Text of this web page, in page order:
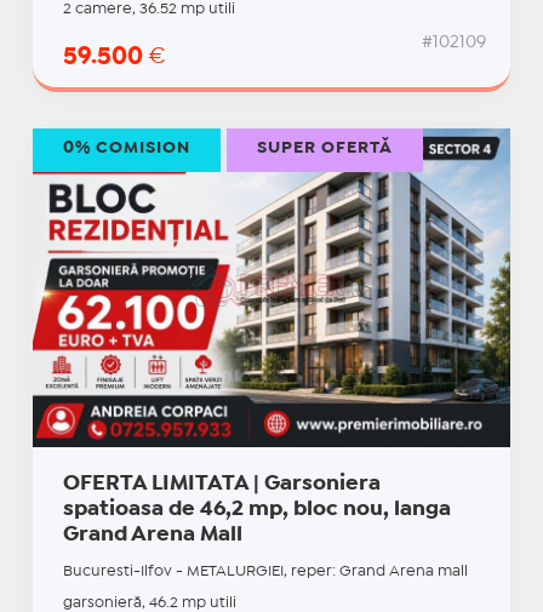
2 camere, 36.52 mp utili
59.500 €
#102109
OFERTA LIMITATA | Garsoniera
spatioasa de 46,2 mp, bloc nou, langa
Grand Arena Mall
Bucuresti-Ilfov - METALURGIEI, reper: Grand Arena mall
garsonieră, 46.2 mp utili
0% COMISION SUPER OFERTĂ